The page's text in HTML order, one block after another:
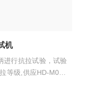
机
进行抗拉试验，试验
等级,供应HD-M005